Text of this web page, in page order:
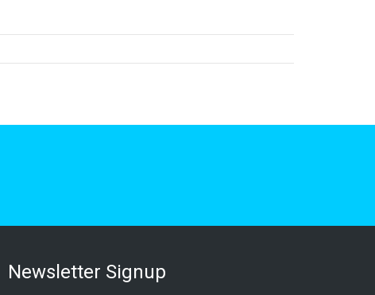
Newsletter Signup